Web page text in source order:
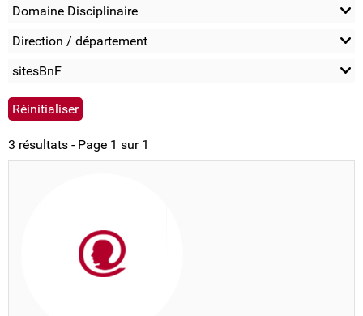
Domaine Disciplinaire
Direction / département
sitesBnF
3 résultats - Page 1 sur 1